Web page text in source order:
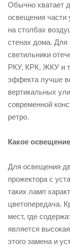
Обычно хватает
освещения
на столбах
стенах дома. Для
светильники
РКУ, КРК, ЖКУ и
эффекта лучше
вертикальных
современной
ретро.
Какое
Для освещения
прожектора с
таких ламп
цветопередача.
мест, где
является
этого замена и